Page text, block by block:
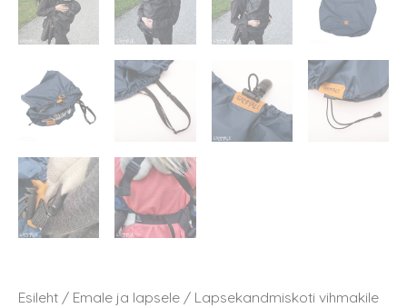
Esileht / Emale ja lapsele / Lapsekandmiskoti vihmakile